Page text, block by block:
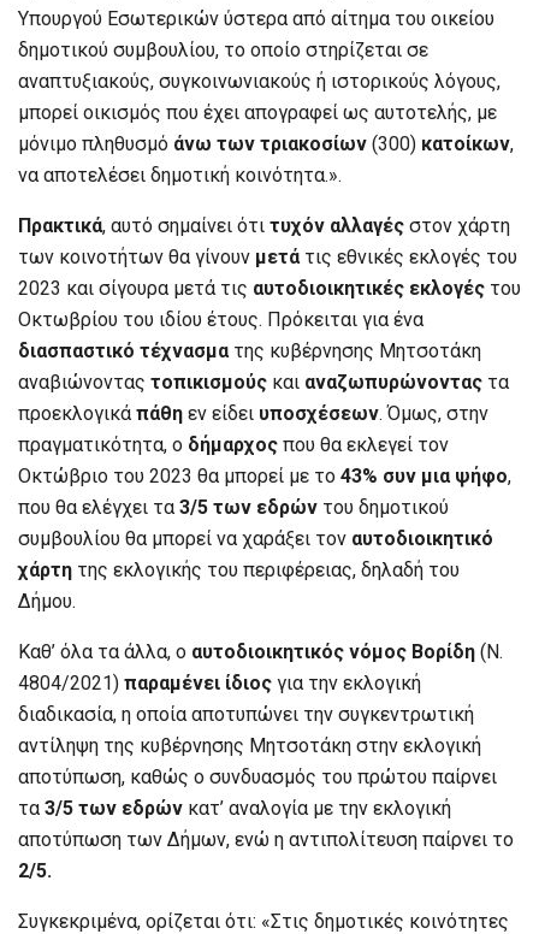
Υπουργού Εσωτερικών ύστερα από αίτημα του οικείου
δημοτικού συμβουλίου, το οποίο στηρίζεται σε
αναπτυξιακούς, συγκοινωνιακούς ή ιστορικούς λόγους,
μπορεί οικισμός που έχει απογραφεί ως αυτοτελής, με
μόνιμο πληθυσμό άνω των τριακοσίων (300) κατοίκων,
να αποτελέσει δημοτική κοινότητα.».
Πρακτικά, αυτό σημαίνει ότι τυχόν αλλαγές στον χάρτη
των κοινοτήτων θα γίνουν μετά τις εθνικές εκλογές του
2023 και σίγουρα μετά τις αυτοδιοικητικές εκλογές του
Οκτωβρίου του ιδίου έτους. Πρόκειται για ένα
διασπαστικό τέχνασμα της κυβέρνησης Μητσοτάκη
αναβιώνοντας τοπικισμούς και αναζωπυρώνοντας τα
προεκλογικά πάθη εν είδει υποσχέσεων. Όμως, στην
πραγματικότητα, ο δήμαρχος που θα εκλεγεί τον
Οκτώβριο του 2023 θα μπορεί με το 43% συν μια ψήφο,
που θα ελέγχει τα 3/5 των εδρών του δημοτικού
συμβουλίου θα μπορεί να χαράξει τον αυτοδιοικητικό
χάρτη της εκλογικής του περιφέρειας, δηλαδή του
Δήμου.
Καθ’ όλα τα άλλα, ο αυτοδιοικητικός νόμος Βορίδη (Ν.
4804/2021) παραμένει ίδιος για την εκλογική
διαδικασία, η οποία αποτυπώνει την συγκεντρωτική
αντίληψη της κυβέρνησης Μητσοτάκη στην εκλογική
αποτύπωση, καθώς ο συνδυασμός του πρώτου παίρνει
τα 3/5 των εδρών κατ’ αναλογία με την εκλογική
αποτύπωση των Δήμων, ενώ η αντιπολίτευση παίρνει το
2/5.
Συγκεκριμένα, ορίζεται ότι: «Στις δημοτικές κοινότητες